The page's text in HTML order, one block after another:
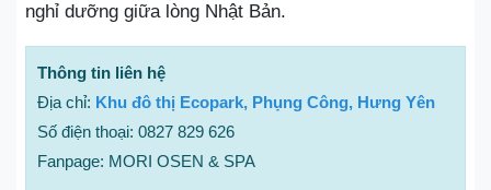
nghỉ dưỡng giữa lòng Nhật Bản.
Thông tin liên hệ
Địa chỉ: Khu đô thị Ecopark, Phụng Công, Hưng Yên
Số điện thoại: 0827 829 626
Fanpage: MORI OSEN & SPA